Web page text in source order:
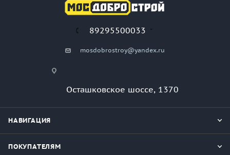
89295500033
mosdobrostroy@yandex.ru
Осташковское шоссе, 1370
НАВИГАЦИЯ
ПОКУПАТЕЛЯМ